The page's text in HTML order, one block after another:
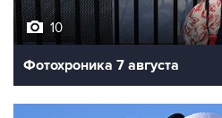
10
Фотохроника 7 августа